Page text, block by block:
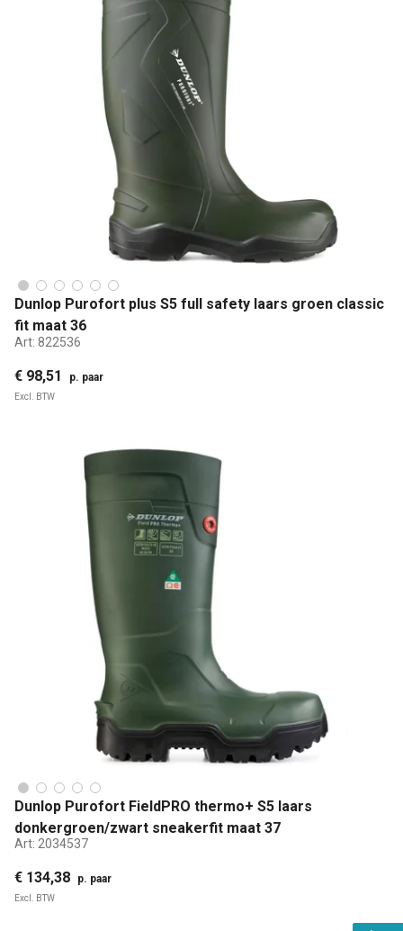
Dunlop Purofort plus S5 full safety laars groen classic
fit maat 36
Art: 822536
€ 98,51 p. paar
Excl. BTW
Dunlop Purofort FieldPRO thermo+ S5 laars
donkergroen/zwart sneakerfit maat 37
Art: 2034537
€ 134,38 p. paar
Excl. BTW